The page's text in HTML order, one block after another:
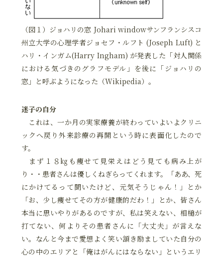
（図１）ジョハリの窓 Johari windowサンフランシスコ
州立大学の心理学者ジョセフ・ルフト (Joseph Luft) と
ハリ・インガム(Harry Ingham) が発表した「対人関係
における気づきのグラフモデル」を後に「ジョハリの
窓」と呼ぶようになった（Wikipedia）。
迷子の自分
これは、一か月の実家療養が終わっていよいよクリニ
ックへ戻り外来診療の再開という時に表面化したので
す。
まず１８㎏も痩せて見栄えはどう見ても病み上が
り・・患者さんは優しくねぎらってくれます。「ああ、死
にかけてるって聞いたけど、元気そうじゃん！」とか
「お、少し痩せてその方が健康的だわ！」とか、皆さん
本当に思いやりがあるのですが、私は笑えない、相槌が
打てない、何よりその患者さんに「大丈夫」が言えな
い。なんと今まで愛想よく笑い頷き励ましていた自分の
心の中のエリアと「俺はがんにはならない」というエリ